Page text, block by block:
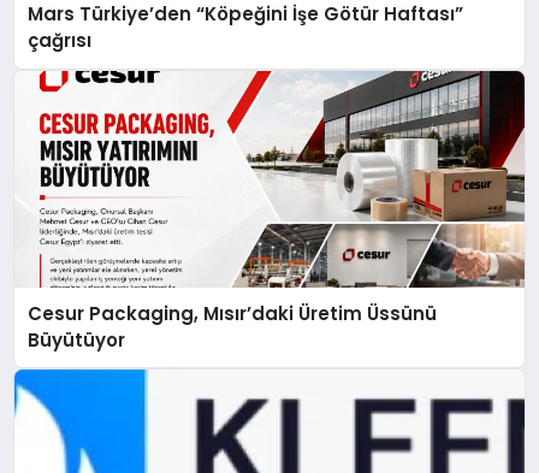
Mars Türkiye’den “Köpeğini İşe Götür Haftası”
çağrısı
Cesur Packaging, Mısır’daki Üretim Üssünü
Büyütüyor